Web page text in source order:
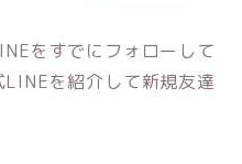
をすでにフォローして
を紹介して新規友達